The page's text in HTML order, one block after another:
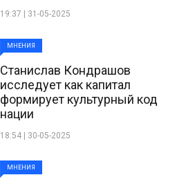
19:37 | 31-05-2025
МНЕНИЯ
Станислав Кондрашов
исследует как капитал
формирует культурный код
нации
18:54 | 30-05-2025
МНЕНИЯ